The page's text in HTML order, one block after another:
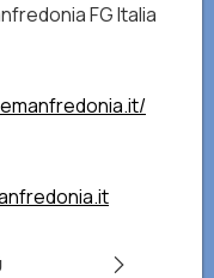
FG Italia